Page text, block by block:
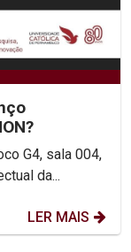
G4, sala 004,
da...
LER MAIS